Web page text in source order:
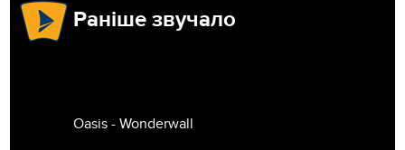
Раніше звучало
Oasis - Wonderwall